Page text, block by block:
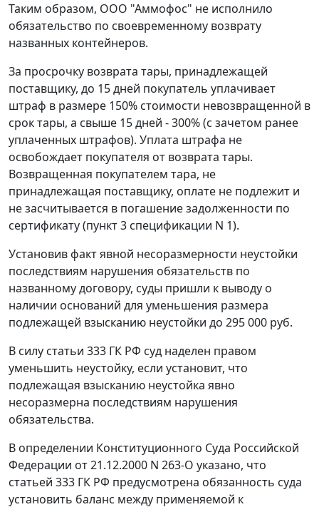
Таким образом, ООО "Аммофос" не исполнило
обязательство по своевременному возврату
названных контейнеров.
За просрочку возврата тары, принадлежащей
поставщику, до 15 дней покупатель уплачивает
штраф в размере 150% стоимости невозвращенной в
срок тары, а свыше 15 дней - 300% (с зачетом ранее
уплаченных штрафов). Уплата штрафа не
освобождает покупателя от возврата тары.
Возвращенная покупателем тара, не
принадлежащая поставщику, оплате не подлежит и
не засчитывается в погашение задолженности по
сертификату (пункт 3 спецификации N 1).
Установив факт явной несоразмерности неустойки
последствиям нарушения обязательств по
названному договору, суды пришли к выводу о
наличии оснований для уменьшения размера
подлежащей взысканию неустойки до 295 000 руб.
В силу статьи 333 ГК РФ суд наделен правом
уменьшить неустойку, если установит, что
подлежащая взысканию неустойка явно
несоразмерна последствиям нарушения
обязательства.
В определении Конституционного Суда Российской
Федерации от 21.12.2000 N 263-О указано, что
статьей 333 ГК РФ предусмотрена обязанность суда
установить баланс между применяемой к